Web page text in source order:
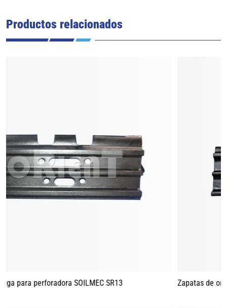
Productos relacionados
Zapatas de oruga para perforadora BAUER BG15